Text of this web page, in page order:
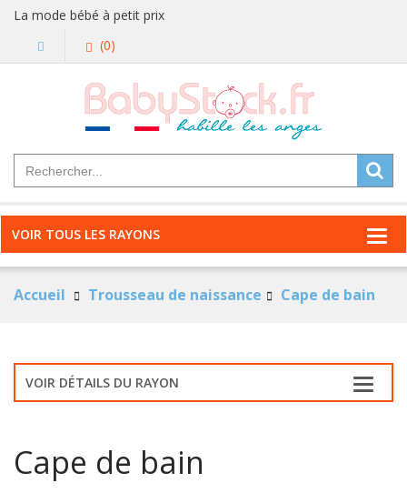
La mode bébé à petit prix
(0)
VOIR TOUS LES RAYONS
Accueil Trousseau de naissance Cape de bain
VOIR DÉTAILS DU RAYON
Cape de bain